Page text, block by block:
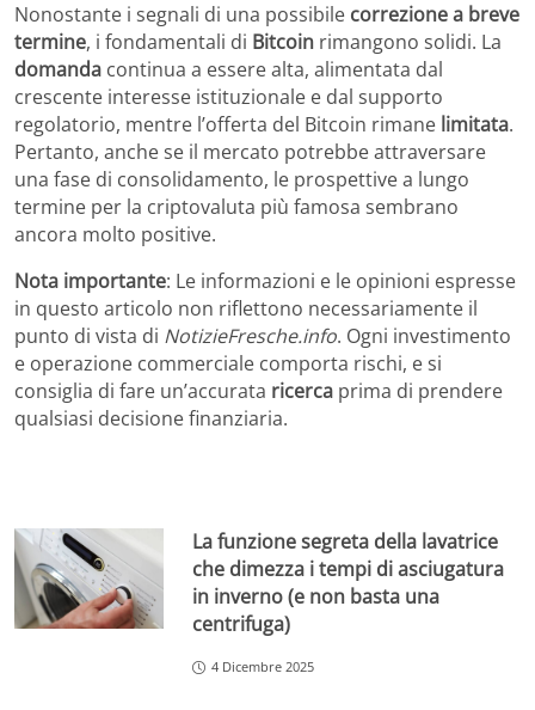
Nonostante i segnali di una possibile correzione a breve
termine, i fondamentali di Bitcoin rimangono solidi. La
domanda continua a essere alta, alimentata dal
crescente interesse istituzionale e dal supporto
regolatorio, mentre l’offerta del Bitcoin rimane limitata.
Pertanto, anche se il mercato potrebbe attraversare
una fase di consolidamento, le prospettive a lungo
termine per la criptovaluta più famosa sembrano
ancora molto positive.
Nota importante: Le informazioni e le opinioni espresse
in questo articolo non riflettono necessariamente il
punto di vista di NotizieFresche.info. Ogni investimento
e operazione commerciale comporta rischi, e si
consiglia di fare un’accurata ricerca prima di prendere
qualsiasi decisione finanziaria.
La funzione segreta della lavatrice
che dimezza i tempi di asciugatura
in inverno (e non basta una
centrifuga)
4 Dicembre 2025